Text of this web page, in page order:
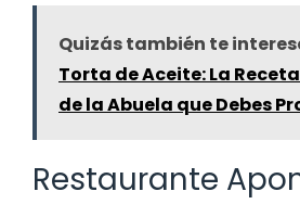
Quizás también te
Torta de Aceite: La
de la Abuela que Debes
Restaurante